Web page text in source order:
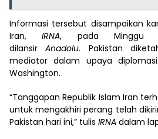
Informasi tersebut disampaikan
Iran,IRNA, pada Minggu
dilansirAnadolu. Pakistan
mediator dalam upaya
Washington.
“Tanggapan Republik Islam Iran
untuk mengakhiri perang telah
Pakistan hari ini,” tulis IRNA dalam